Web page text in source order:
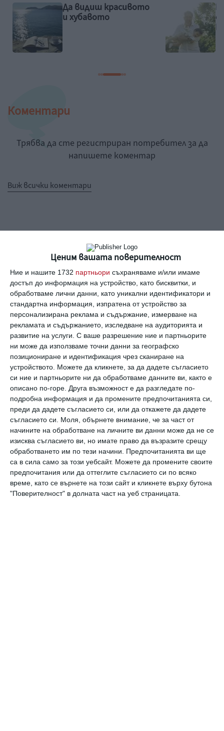
Ценим вашата поверителност
Ние и нашите 1732 партньори съхраняваме и/или имаме
достъп до информация на устройство, като бисквитки, и
обработваме лични данни, като уникални идентификатори и
стандартна информация, изпратена от устройство за
персонализирана реклама и съдържание, измерване на
рекламата и съдържанието, изследване на аудиторията и
развитие на услуги. С ваше разрешение ние и партньорите
ни може да използваме точни данни за географско
позициониране и идентификация чрез сканиране на
устройството. Можете да кликнете, за да дадете съгласието
си ние и партньорите ни да обработваме данните ви, както е
описано по-горе. Друга възможност е да разгледате по-
подробна информация и да промените предпочитанията си,
преди да дадете съгласието си, или да откажете да дадете
съгласието си.
Моля, обърнете внимание, че за част от
начините на обработване на личните ви данни може да не се
изисква съгласието ви, но имате право да възразите срещу
обработването им по тези начини. Предпочитанията ви ще
са в сила само за този уебсайт. Можете да промените своите
предпочитания или да оттеглите съгласието си по всяко
време, като се върнете на този сайт и кликнете върху бутона
"Поверителност" в долната част на уеб страницата.
Да видиш красивото
и хубавото
Коментари
Трябва да сте регистриран потребител за да
напишете коментар
Виж всички коментари
Най нови
Да поговорим
Как да познаете още на първата
среща, че той не е подходящ
07 август 2026 г.
Мнение на специалиста
Пробвайте да успокоите детето с
най-добрите техники
07 август 2026 г.
Калкулатори
Календар на бременността